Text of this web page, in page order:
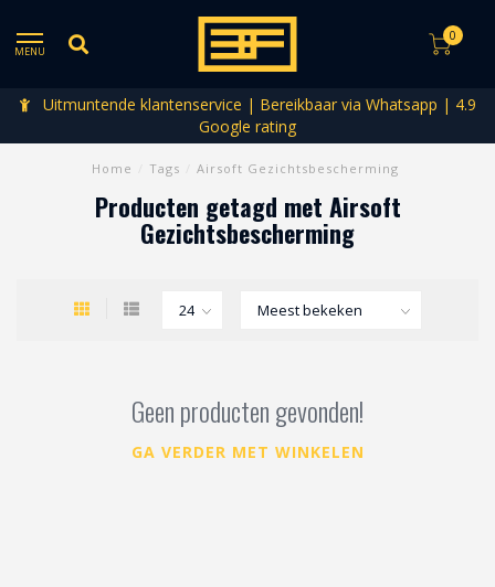
MENU
0
Uitmuntende klantenservice | Bereikbaar via Whatsapp | 4.9
Google rating
Home Tags Airsoft Gezichtsbescherming
Producten getagd met Airsoft
Gezichtsbescherming
Geen producten gevonden!
GA VERDER MET WINKELEN